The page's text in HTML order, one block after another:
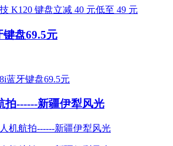
盘69.5元
拍------新疆伊犁风光